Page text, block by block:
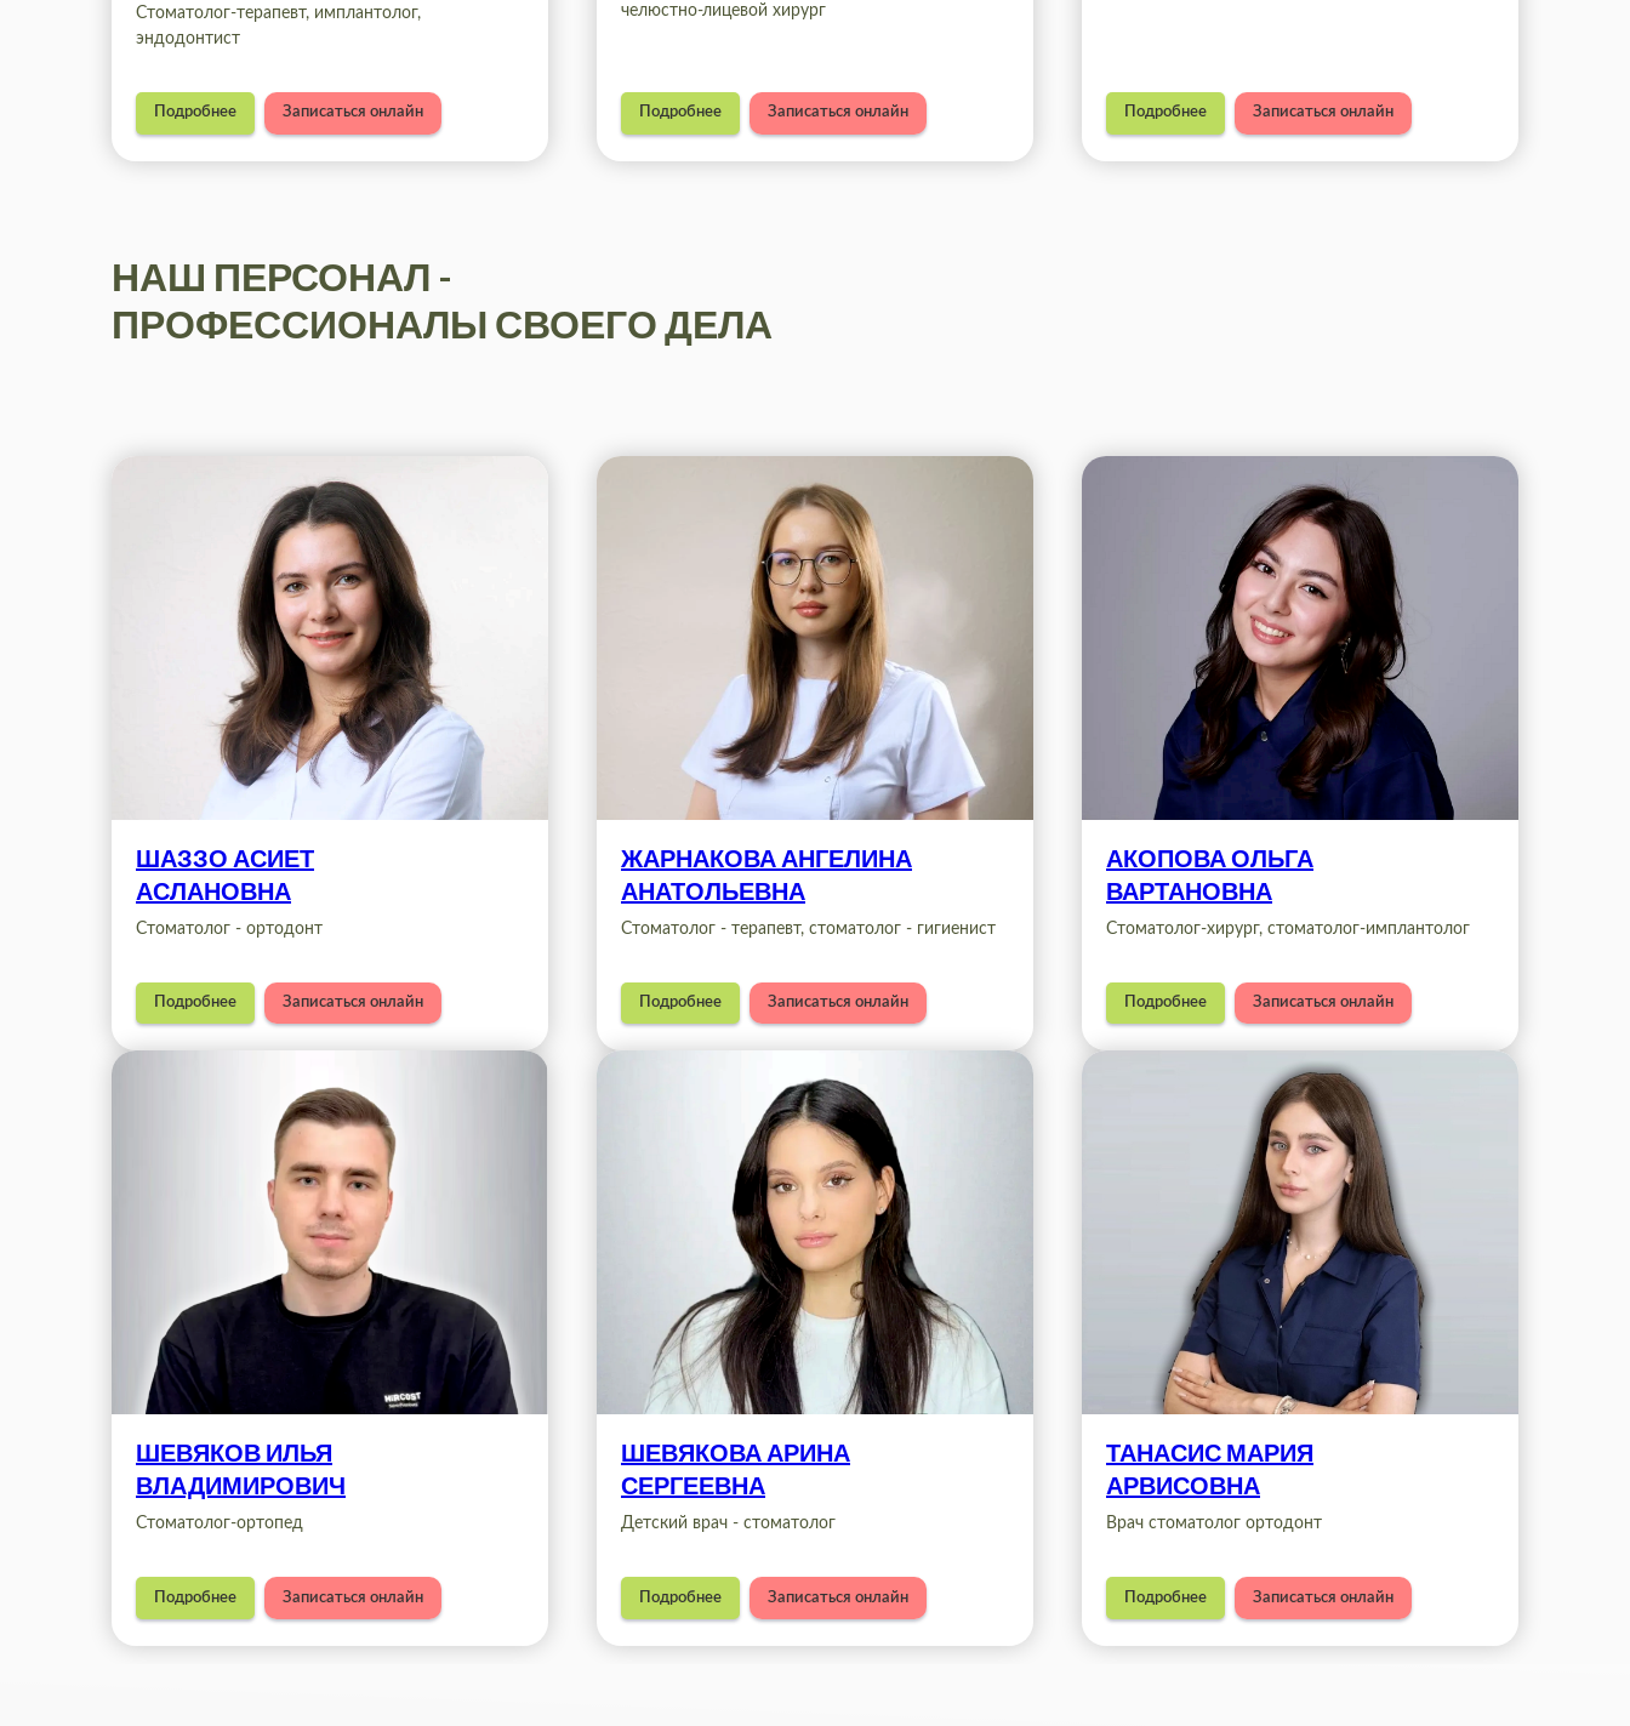
Стоматолог-терапевт, имплантолог,
эндодонтист
Подробнее Записаться онлайн
челюстно-лицевой хирург
Подробнее Записаться онлайн Подробнее Записаться онлайн
НАШ ПЕРСОНАЛ -
ПРОФЕССИОНАЛЫ СВОЕГО ДЕЛА
ШАЗЗО АСИЕТ
АСЛАНОВНА
Стоматолог - ортодонт
Подробнее Записаться онлайн
ЖАРНАКОВА АНГЕЛИНА
АНАТОЛЬЕВНА
Стоматолог - терапевт, стоматолог - гигиенист
Подробнее Записаться онлайн
АКОПОВА ОЛЬГА
ВАРТАНОВНА
Стоматолог-хирург, стоматолог-имплантолог
Подробнее Записаться онлайн
ШЕВЯКОВ ИЛЬЯ
ВЛАДИМИРОВИЧ
Стоматолог-ортопед
Подробнее Записаться онлайн
ШЕВЯКОВА АРИНА
СЕРГЕЕВНА
Детский врач - стоматолог
Подробнее Записаться онлайн
ТАНАСИС МАРИЯ
АРВИСОВНА
Врач стоматолог ортодонт
Подробнее Записаться онлайн